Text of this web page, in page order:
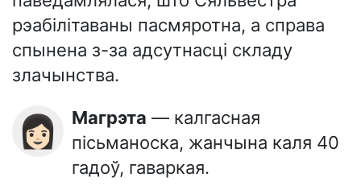
рэабілітаваны пасмяротна, а справа
спынена з-за адсутнасці складу
злачынства.
👩🏻 Магрэта — калгасная
пісьманоска, жанчына каля 40
гадоў, гаваркая.